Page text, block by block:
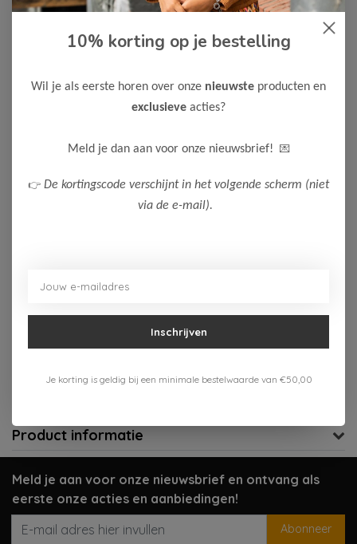
B.Nosy -50%
12,50 24,99
Maak een keuze:
Aan verlanglijst toevoegen
Gratis verzenden vanaf 75,-
Verzenden 1-3 werkdagen
Product informatie
Meld je aan voor onze nieuwsbrief en ontvang als
eerste onze acties en aanbiedingen!
Abonneer
10% korting op je bestelling
Wil je als eerste horen over onze nieuwste producten en
exclusieve acties?
Meld je dan aan voor onze nieuwsbrief! 💌
👉 De kortingscode verschijnt in het volgende scherm (niet
via de e-mail).
Inschrijven
Je korting is geldig bij een minimale bestelwaarde van €50,00